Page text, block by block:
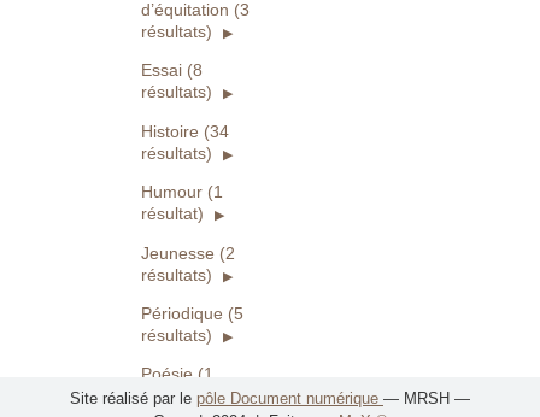
d’équitation (3
résultats)
Essai (8
résultats)
Histoire (34
résultats)
Humour (1
résultat)
Jeunesse (2
résultats)
Périodique (5
résultats)
Poésie (1
résultat)
Site réalisé par le pôle Document numérique — MRSH —